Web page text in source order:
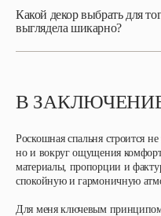
Какой декор выбрать для
выглядела шикарно?
В
Роскошная спальня строится
но и вокруг ощущения
материалы, пропорции и
спокойную и гармоничную
Для меня ключевым принципом